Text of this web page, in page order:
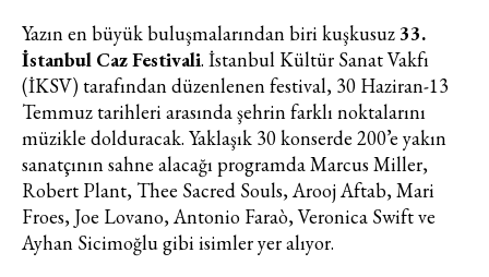
Yazın en büyük buluşmalarından biri kuşkusuz 33.
İstanbul Caz Festivali. İstanbul Kültür Sanat Vakfı
(İKSV) tarafından düzenlenen festival, 30 Haziran-13
Temmuz tarihleri arasında şehrin farklı noktalarını
müzikle dolduracak. Yaklaşık 30 konserde 200’e yakın
sanatçının sahne alacağı programda Marcus Miller,
Robert Plant, Thee Sacred Souls, Arooj Aftab, Mari
Froes, Joe Lovano, Antonio Faraò, Veronica Swift ve
Ayhan Sicimoğlu gibi isimler yer alıyor.